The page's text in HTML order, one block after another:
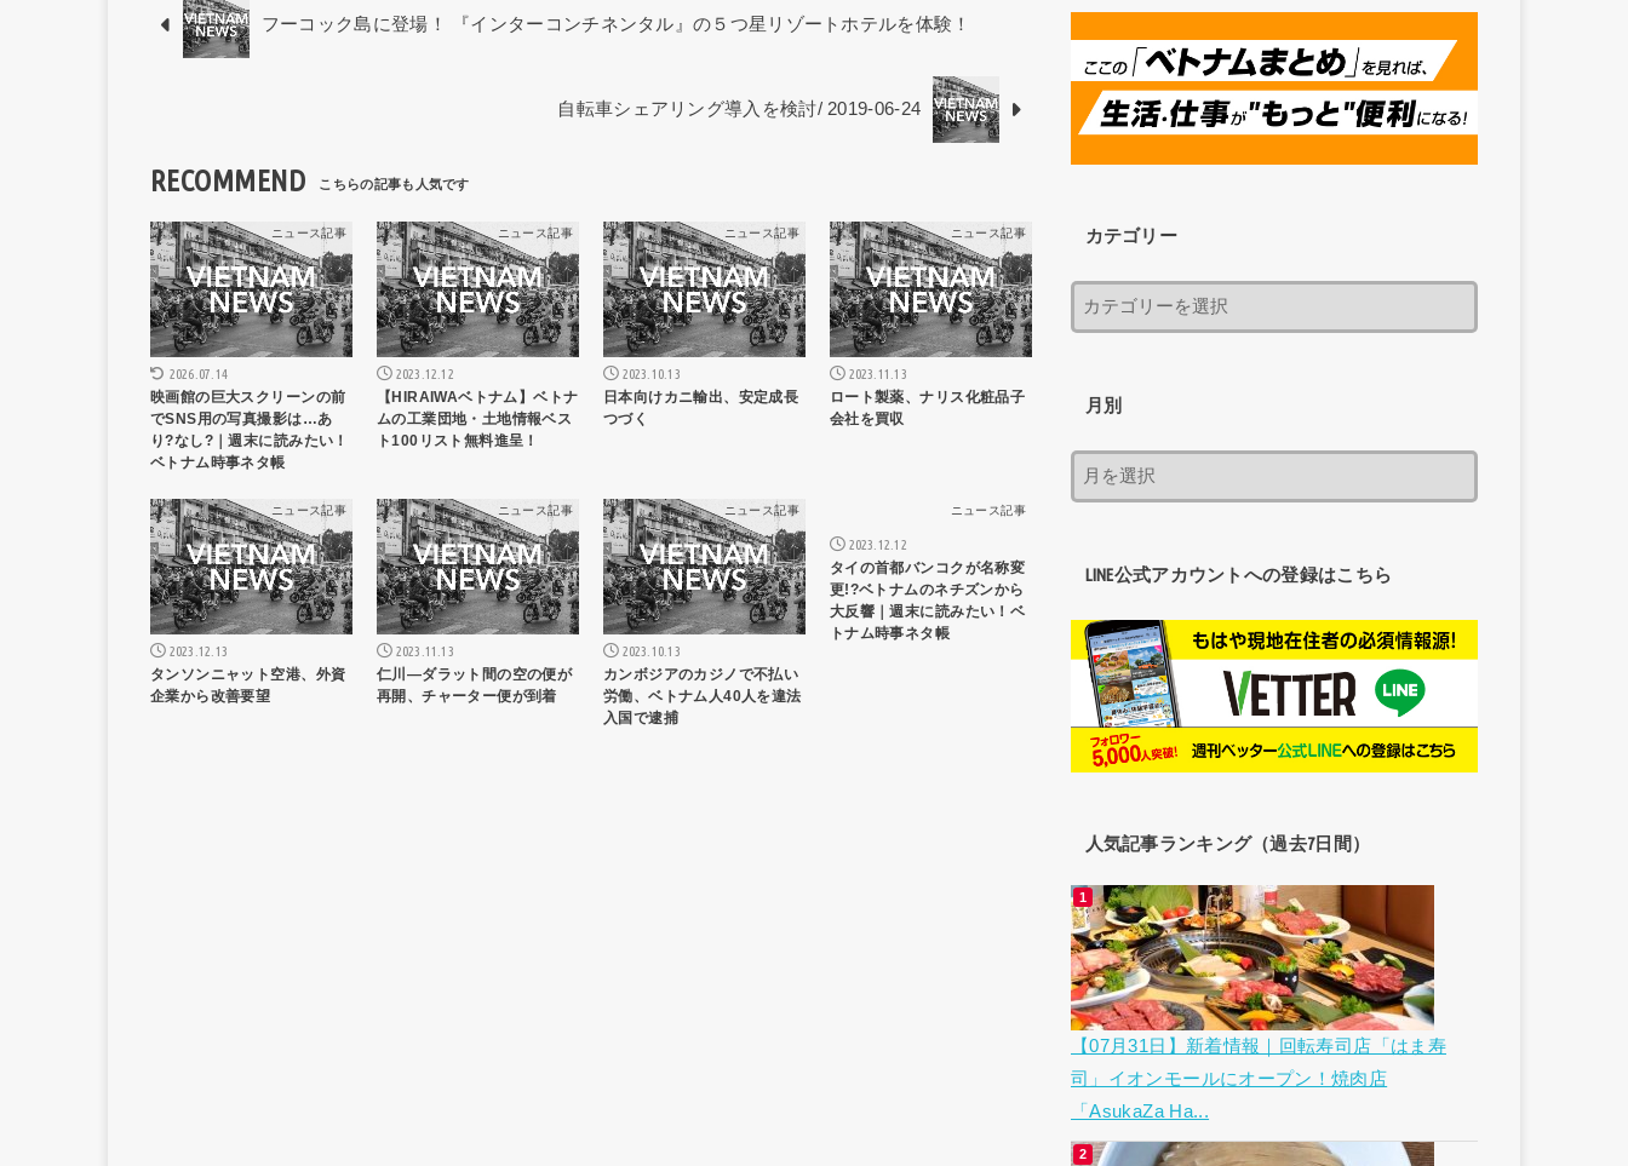
フーコック島に登場！ 『インターコンチネンタル』の５つ星リゾートホテルを体験！
自転車シェアリング導入を検討/ 2019-06-24
RECOMMEND
ニュース記事
2026.07.14
映画館の巨大スクリーンの前
でSNS用の写真撮影は…あ
り?なし?｜週末に読みたい！
ベトナム時事ネタ帳
ニュース記事
2023.12.12
【HIRAIWAベトナム】ベトナ
ムの工業団地・土地情報ベス
ト100リスト無料進呈！
ニュース記事
2023.10.13
日本向けカニ輸出、安定成長
つづく
ニュース記事
2023.11.13
ロート製薬、ナリス化粧品子
会社を買収
ニュース記事
2023.12.13
タンソンニャット空港、外資
企業から改善要望
ニュース記事
2023.11.13
仁川―ダラット間の空の便が
再開、チャーター便が到着
ニュース記事
2023.10.13
カンボジアのカジノで不払い
労働、ベトナム人40人を違法
入国で逮捕
ニュース記事
2023.12.12
タイの首都バンコクが名称変
更!?ベトナムのネチズンから
大反響｜週末に読みたい！ベ
トナム時事ネタ帳
カテゴリー
月別
LINE公式アカウントへの登録はこちら
人気記事ランキング（過去7日間）
【07月31日】新着情報｜回転寿司店「はま寿
司」イオンモールにオープン！焼肉店
「AsukaZa Ha...